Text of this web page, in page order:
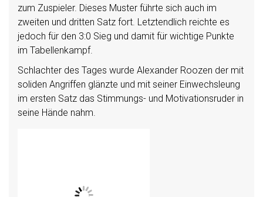
zum Zuspieler. Dieses Muster führte sich auch im
zweiten und dritten Satz fort. Letztendlich reichte es
jedoch für den 3:0 Sieg und damit für wichtige Punkte
im Tabellenkampf.
Schlachter des Tages wurde Alexander Roozen der mit
soliden Angriffen glänzte und mit seiner Einwechsleung
im ersten Satz das Stimmungs- und Motivationsruder in
seine Hände nahm.